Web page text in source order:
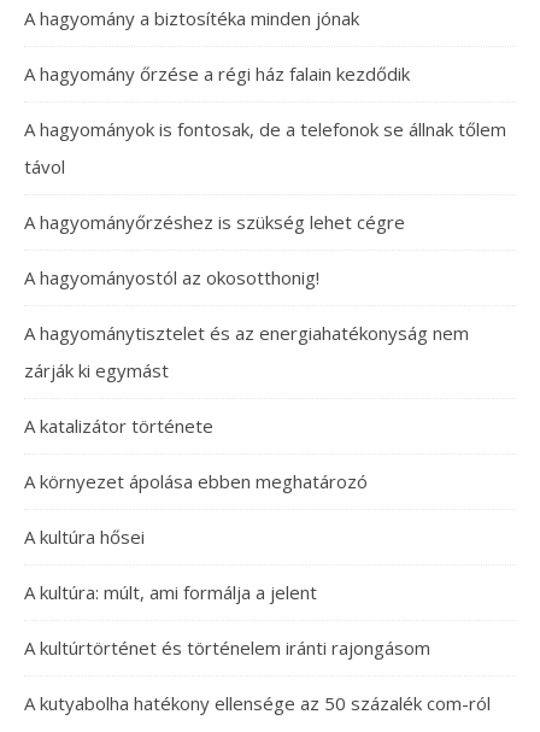
A hagyomány a biztosítéka minden jónak
A hagyomány őrzése a régi ház falain kezdődik
A hagyományok is fontosak, de a telefonok se állnak tőlem
távol
A hagyományőrzéshez is szükség lehet cégre
A hagyományostól az okosotthonig!
A hagyománytisztelet és az energiahatékonyság nem
zárják ki egymást
A katalizátor története
A környezet ápolása ebben meghatározó
A kultúra hősei
A kultúra: múlt, ami formálja a jelent
A kultúrtörténet és történelem iránti rajongásom
A kutyabolha hatékony ellensége az 50 százalék com-ról